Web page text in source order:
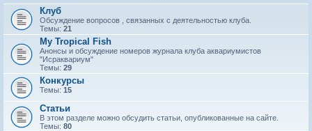
с
Клуб
Обсуждение вопросов , связанных с деятельностью клуба.
Темы: 21
My Tropical Fish
Анонсы и обсуждение номеров журнала клуба аквариумистов
"Исраквариум"
Темы: 29
Конкурсы
Темы: 15
Статьи
В этом разделе можно обсудить статьи, опубликованные на сайте.
Темы: 80